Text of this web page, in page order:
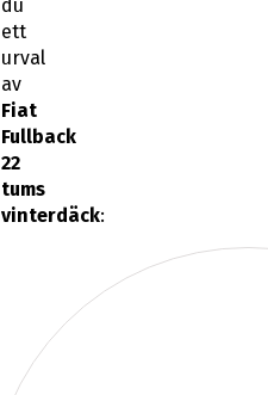
ett
urval
av
Fiat
Fullback
22
tums
vinterdäck